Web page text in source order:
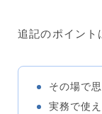
追記のポイント
その場で
実務で使